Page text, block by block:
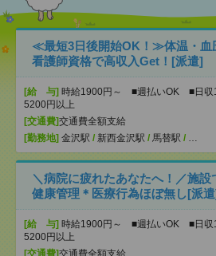
≪最短3日後開始OK！≫体温・血
看護師資格で高収入Get！[派遣]
[給 与] 時給1900円～ ■週払いOK ■日収
5200円以上
[交通費]交通費全額支給
[勤務地] 金沢駅 / 新西金沢駅 / 馬替駅 / …
＼病院に疲れたあなたへ！／施
健康管理＊医療行為ほぼ無し[派
[給 与] 時給1900円～ ■週払いOK ■日収
5200円以上
[交通費]交通費全額支給